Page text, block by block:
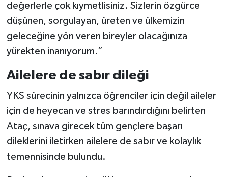
değerlerle çok kıymetlisiniz. Sizlerin özgürce
düşünen, sorgulayan, üreten ve ülkemizin
geleceğine yön veren bireyler olacağınıza
yürekten inanıyorum.”
Ailelere de sabır dileği
YKS sürecinin yalnızca öğrenciler için değil aileler
için de heyecan ve stres barındırdığını belirten
Ataç, sınava girecek tüm gençlere başarı
dileklerini iletirken ailelere de sabır ve kolaylık
temennisinde bulundu.